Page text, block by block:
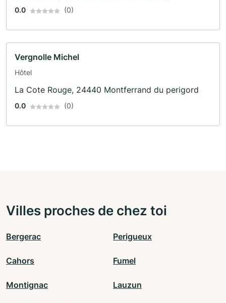
0.0 (0)
Vergnolle Michel
Hôtel
La Cote Rouge, 24440 Montferrand du perigord
0.0 (0)
Villes proches de chez toi
Bergerac Perigueux
Cahors Fumel
Montignac Lauzun